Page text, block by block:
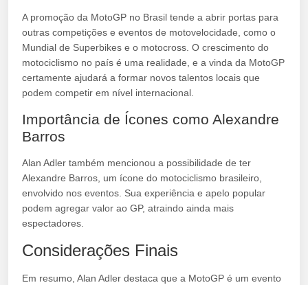
A promoção da MotoGP no Brasil tende a abrir portas para
outras competições e eventos de motovelocidade, como o
Mundial de Superbikes e o motocross. O crescimento do
motociclismo no país é uma realidade, e a vinda da MotoGP
certamente ajudará a formar novos talentos locais que
podem competir em nível internacional.
Importância de Ícones como Alexandre
Barros
Alan Adler também mencionou a possibilidade de ter
Alexandre Barros, um ícone do motociclismo brasileiro,
envolvido nos eventos. Sua experiência e apelo popular
podem agregar valor ao GP, atraindo ainda mais
espectadores.
Considerações Finais
Em resumo, Alan Adler destaca que a MotoGP é um evento